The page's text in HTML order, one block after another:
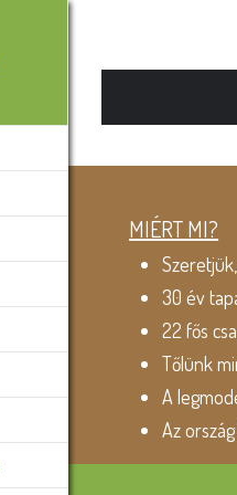
MIÉRT MI?
30 év
22 fős
Tőlünk
A
Az